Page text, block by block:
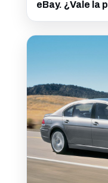
eBay. ¿Vale la